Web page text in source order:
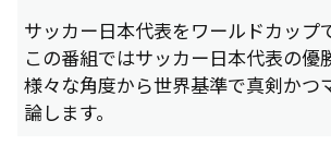
サッカー日本代表をワールドカップ
この番組ではサッカー日本代表の優
様々な角度から世界基準で真剣かつ
論します。